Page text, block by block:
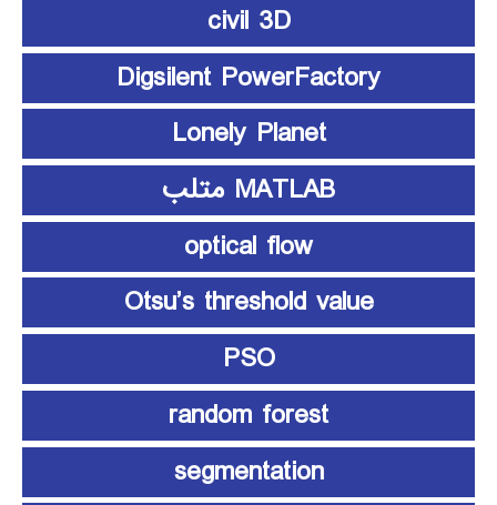
civil 3D
Digsilent PowerFactory
Lonely Planet
MATLAB متلب
optical flow
Otsu’s threshold value
PSO
random forest
segmentation